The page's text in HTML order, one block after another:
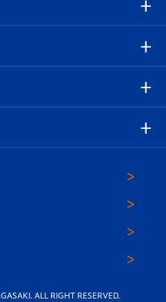
しガイド
）
ALL RIGHT RESERVED.